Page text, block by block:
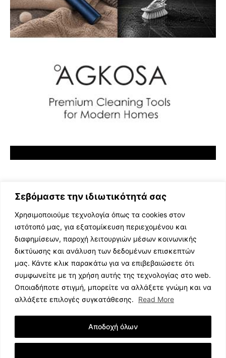
Σεβόμαστε την ιδιωτικότητά σας
Χρησιμοποιούμε τεχνολογία όπως τα cookies στον
ιστότοπό μας, για εξατομίκευση περιεχομένου και
διαφημίσεων, παροχή λειτουργιών μέσων κοινωνικής
δικτύωσης και ανάλυση των δεδομένων επισκεπτών
μας. Κάντε κλικ παρακάτω για να επιβεβαιώσετε ότι
συμφωνείτε με τη χρήση αυτής της τεχνολογίας στο web.
Οποιαδήποτε στιγμή, μπορείτε να αλλάξετε γνώμη και να
αλλάξετε επιλογές συγκατάθεσης.
Read More
Αποδοχή όλων
ΕΛΛΗΝΙΚΗ ΜΟΥΣΙΚΗ
TV SHOWS
EVENTS
ΘΕΑΤΡΟ
ΔΙΑΓΩΝΙΣΜΟΙ
STOA CULTURA
ΣΥΝΕΝΤΕΥΞΕΙΣ